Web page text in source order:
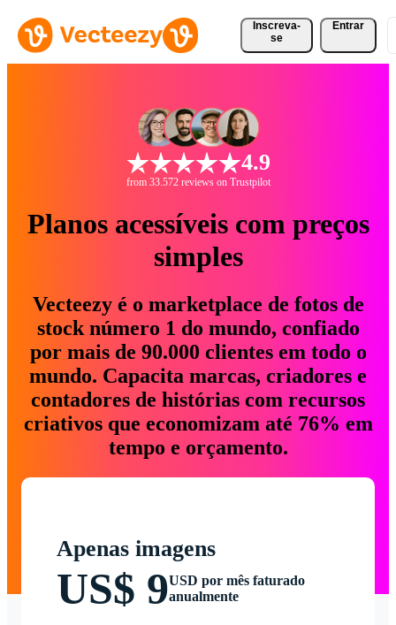
Inscreva-
se
Entrar
4.9
from 33.572 reviews on Trustpilot
Planos acessíveis com preços
simples
Vecteezy é o marketplace de fotos de
stock número 1 do mundo, confiado
por mais de 90.000 clientes em todo o
mundo. Capacita marcas, criadores e
contadores de histórias com recursos
criativos que economizam até 76% em
tempo e orçamento.
Apenas imagens
US$ 9USD por mês faturado
anualmente